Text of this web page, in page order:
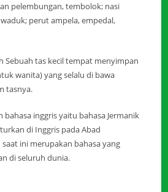
pelembungan, tembolok; nasi
perut ampela, empedal,
Sebuah tas kecil tempat menyimpan
wanita) yang selalu di bawa
tasnya.
bahasa inggris yaitu bahasa Jermanik
di Inggris pada Abad
ini merupakan bahasa yang
di seluruh dunia.